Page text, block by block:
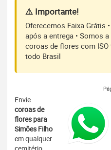
⚠️ Importante!
Oferecemos Faixa Grátis
após a entrega • Somos
coroas de flores com ISO
todo Brasil
Envie
coroas de
flores para
Simões Filho
em qualquer